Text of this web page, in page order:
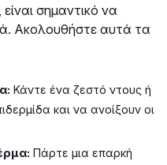
σημαντικό να
Ακολουθήστε αυτά τα
Κάντε ένα ζεστό ντους ή
και να ανοίξουν οι
Πάρτε μια επαρκή